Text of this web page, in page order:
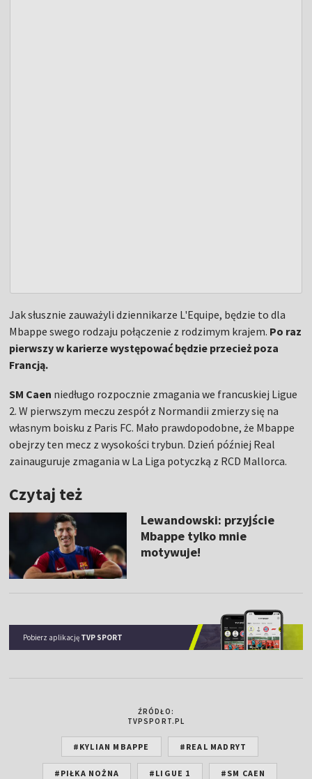
Jak słusznie zauważyli dziennikarze L'Equipe, będzie to dla
Mbappe swego rodzaju połączenie z rodzimym krajem. Po raz
pierwszy w karierze występować będzie przecież poza
Francją.
SM Caen niedługo rozpocznie zmagania we francuskiej Ligue
2. W pierwszym meczu zespół z Normandii zmierzy się na
własnym boisku z Paris FC. Mało prawdopodobne, że Mbappe
obejrzy ten mecz z wysokości trybun. Dzień później Real
zainauguruje zmagania w La Liga potyczką z RCD Mallorca.
Czytaj też
Lewandowski: przyjście
Mbappe tylko mnie
motywuje!
Pobierz aplikację TVP SPORT
ŹRÓDŁO:
TVPSPORT.PL
#KYLIAN MBAPPE #REAL MADRYT
#PIŁKA NOŻNA #LIGUE 1 #SM CAEN